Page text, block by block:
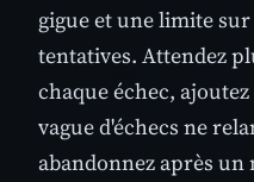
gigue et une limite
tentatives. Attendez
chaque échec,
vague d'échecs ne
abandonnez après un